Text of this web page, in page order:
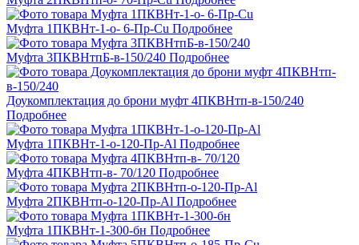
Муфта 1ПКВНт-1-о- 6-Пр-Cu Подробнее
Муфта 3ПКВНтпБ-в-150/240 Подробнее
Доукомплектация до брони муфт 4ПКВНтп-в-150/240
Подробнее
Муфта 1ПКВНт-1-о-120-Пр-Al Подробнее
Муфта 4ПКВНтп-в- 70/120 Подробнее
Муфта 2ПКВНтп-о-120-Пр-Al Подробнее
Муфта 1ПКВНт-1-300-бн Подробнее